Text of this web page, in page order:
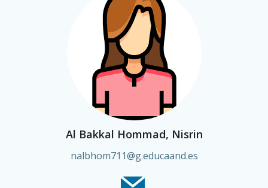
Al Bakkal Hommad, Nisrin
nalbhom711@g.educaand.es